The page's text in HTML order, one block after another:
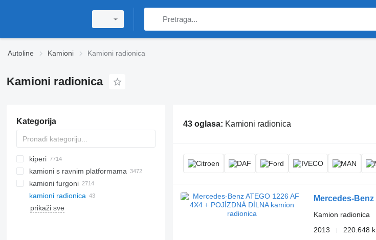
Autoline Kamioni Kamioni radionica
Kamioni radionica
Kategorija
kiperi
kamioni s ravnim platformama
kamioni furgoni
kamioni radionica
prikaži sve
43 oglasa: Kamioni radionica
Mercedes-Benz
Kamion radionica
2013
220.648